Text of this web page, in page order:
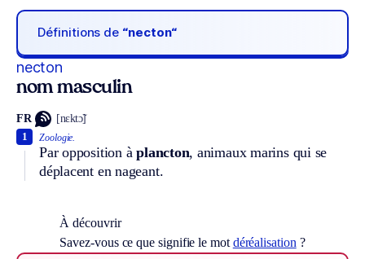
Définitions de “necton“
necton
nom masculin
FR [nɛktɔ̃]
Zoologie.
Par opposition àplancton, animaux marins qui se
déplacent en nageant.
1
À découvrir
Savez-vous ce que signifie le mot déréalisation ?